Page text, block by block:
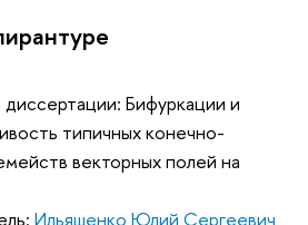
Бифуркации и
типичных конечно-
векторных полей на
Ильяшенко Юлий Сергеевич